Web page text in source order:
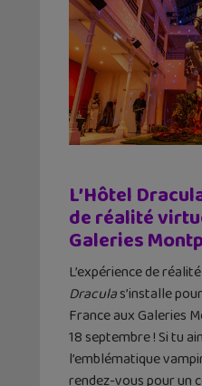
L’Hôtel
de réalité
Galeries
L’expérience de
Draculas’installe
France aux Galeries
18 septembre ! Si tu
l’emblématique
rendez-vous pour un